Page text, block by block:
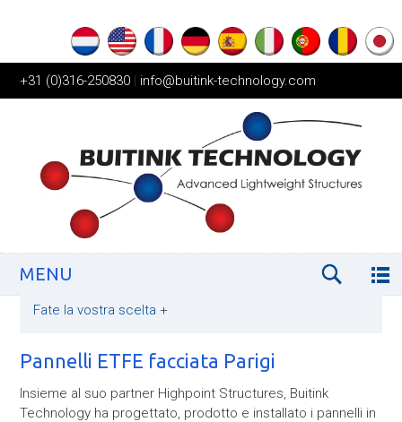
+31 (0)316-250830 | info@buitink-technology.com
MENU
Fate la vostra scelta +
Pannelli ETFE facciata Parigi
Insieme al suo partner Highpoint Structures, Buitink
Technology ha progettato, prodotto e installato i pannelli in